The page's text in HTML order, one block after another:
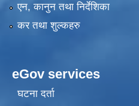
एन, कानुन तथा निर्देशिका
कर तथा शुल्कहरु
eGov services
घटना दर्ता